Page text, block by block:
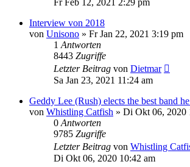
Interview von 2018
von Unisono » Fr Jan 22, 2021 3:19 pm
1 Antworten
8443 Zugriffe
Letzter Beitrag von Dietmar
Sa Jan 23, 2021 11:24 am
Geddy Lee (Rush) elects the best band
von Whistling Catfish » Di Okt 06, 2020
0 Antworten
9785 Zugriffe
Letzter Beitrag von Whistling
Di Okt 06, 2020 10:42 am